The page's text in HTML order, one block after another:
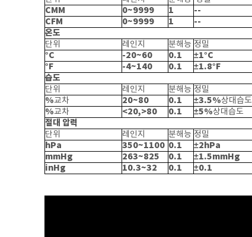
CMM 0~9999 1
--
CFM
0~9999 1
--
온도
단위 레인지 분해능 정밀
°C -20~60 0.1
±1°C
°F
-4~140 0.1
±1.8°F
습도
단위 레인지 분해능 정밀
%교차 20~80 0.1 ±3.5%상대습도
%교차 <20,>80 0.1 ±5%상대습도
절대 압력
단위 레인지 분해능 정밀
hPa 350~1100 0.1
±2hPa
mmHg
263~825 0.1
±1.5mmHg
inHg
10.3~32 0.1 ±0.1